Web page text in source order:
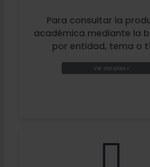
Para consultar la
académica mediante la
por entidad, tema o
Ver detalles »